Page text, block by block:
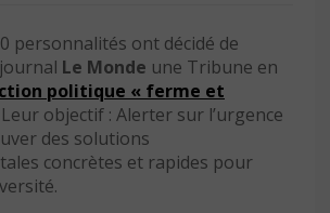
personnalités ont décidé de
Le Monde une Tribune en
politique « ferme et
Leur objectif : Alerter sur l’urgence
des solutions
concrètes et rapides pour